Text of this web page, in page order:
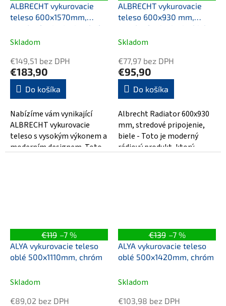
ALBRECHT vykurovacie
teleso 600x1570mm,
stredové pripojenie, chróm
Skladom
€149,51 bez DPH
€183,90
Do košíka
Nabízíme vám vynikající
ALBRECHT vykurovacie
teleso s vysokým výkonem a
moderním designem. Toto
ALBRECHT vykurovacie
teleso 600x930 mm,
stredové pripojenie, biela
Skladom
€77,97 bez DPH
€95,90
Do košíka
Albrecht Radiator 600x930
mm, stredové pripojenie,
biele - Toto je moderný
rádiový produkt, ktorý
€119 –7 %
ALYA vykurovacie teleso
oblé 500x1110mm, chróm
Skladom
€89,02 bez DPH
€139 –7 %
ALYA vykurovacie teleso
oblé 500x1420mm, chróm
Skladom
€103,98 bez DPH